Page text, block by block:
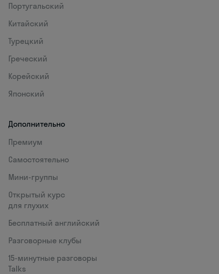
Португальский
Китайский
Турецкий
Греческий
Корейский
Японский
Дополнительно
Премиум
Самостоятельно
Мини-группы
Открытый курс
для глухих
Бесплатный английский
Разговорные клубы
15‑минутные разговоры
Talks